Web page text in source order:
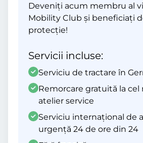
Deveniți acum membru al
Mobility Club și beneficiați
protecție!
Servicii incluse:
Serviciu de tractare în
Remorcare gratuită la cel
atelier service
Serviciu internațional de
urgență 24 de ore din 24